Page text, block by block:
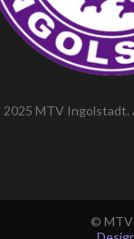
MTV Ingolstadt.
© MTV